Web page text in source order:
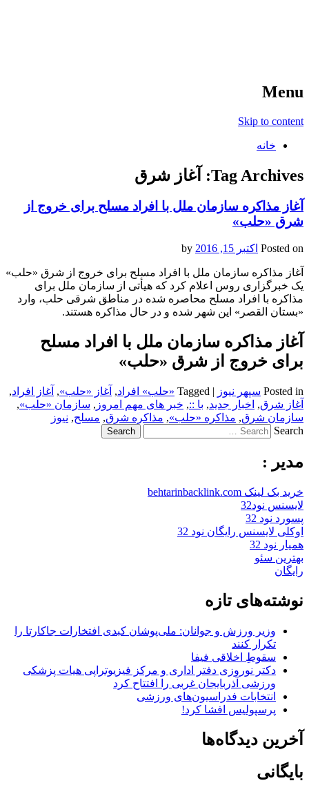
Menu
Skip to content
خانه
Tag Archives: آغاز شرق
آغاز مذاکره سازمان ملل با افراد مسلح برای خروج از
شرق «حلب»
Posted on اکتبر 15, 2016
آغاز مذاکره سازمان ملل با افراد مسلح برای خروج از شرق «حلب»
یک خبرگزاری روس اعلام کرد که هیأتی از سازمان ملل برای
مذاکره با افراد مسلح محاصره شده در مناطق شرقی حلب، وارد
«بستان القصر» این شهر شده و در حال مذاکره هستند.
آغاز مذاکره سازمان ملل با افراد مسلح
برای خروج از شرق «حلب»
Posted in سپهر نیوز |
Tagged «حلب» افراد, آغاز «حلب», آغاز افراد,
آغاز شرق, اخبار جدید, با ::, خبر های مهم امروز , سازمان «حلب»,
سازمان شرق, مذاکره «حلب», مذاکره شرق, مسلح, نیوز
Search
مدیر :
خرید بک لینک behtarinbacklink.com
لایسنس نود32
پسورد نود 32
اوکلی لایسنس رایگان نود 32
همیار نود 32
بهترین سئو
رایگان
نوشته‌های تازه
وزیر ورزش و جوانان: ملی‌پوشان کبدی افتخارات جاکارتا را
تکرار کنند
سقوطِ اخلاقی فیفا
دکتر نوروزی دفتر اداری و مرکز فیزیوتراپی هیات پزشکی
ورزشی آذربایجان غربی را افتتاح کرد
انتخابات فدراسیون‌های ورزشی
پرسپولیس افشا کرد!
آخرین دیدگاه‌ها
بایگانی